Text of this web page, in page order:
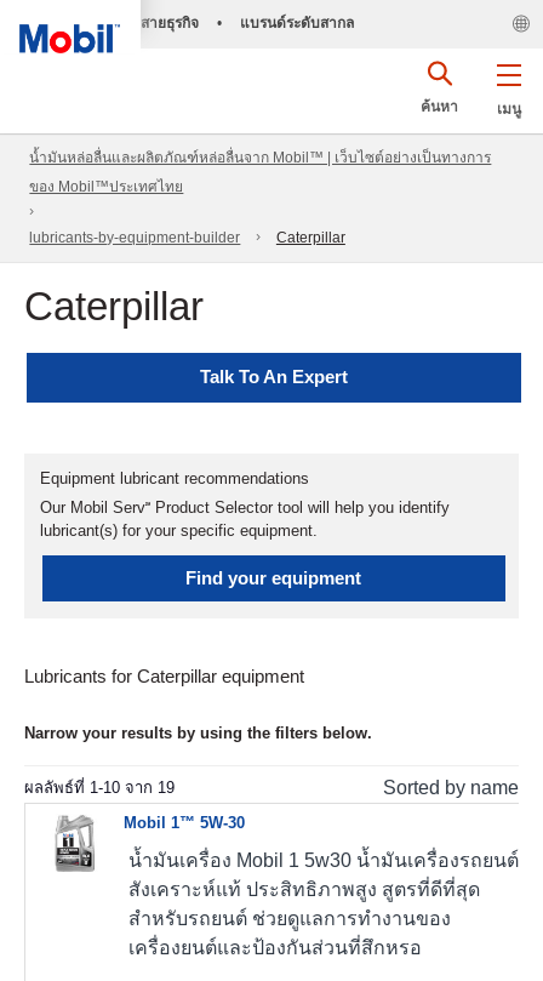
สายธุรกิจ • แบรนด์ระดับสากล
เมนู
ค้นหา
น้ำมันหล่อลื่นและผลิตภัณฑ์หล่อลื่นจาก Mobil™ | เว็บไซต์อย่างเป็นทางการ
ของ Mobil™ประเทศไทย
lubricants-by-equipment-builder Caterpillar
Caterpillar
Talk To An Expert
Equipment lubricant recommendations
Our Mobil Serv℠ Product Selector tool will help you identify
lubricant(s) for your specific equipment.
Find your equipment
Lubricants for Caterpillar equipment
Narrow your results by using the filters below.
ผลลัพธ์ที่ 1-10 จาก 19 Sorted by name
Mobil 1™ 5W-30
น้ำมันเครื่อง Mobil 1 5w30 น้ำมันเครื่องรถยนต์
สังเคราะห์แท้ ประสิทธิภาพสูง สูตรที่ดีที่สุด
สำหรับรถยนต์ ช่วยดูแลการทำงานของ
เครื่องยนต์และป้องกันส่วนที่สึกหรอ